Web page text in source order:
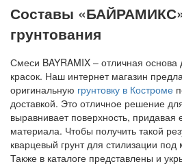
Составы
грунтования
Смеси BAYRAMIX – отличная основа
красок. Наш интернет магазин
оригинальную грунтовку в Костроме
доставкой. Это отличное решение
выравнивает поверхность, придавая
материала. Чтобы получить такой
кварцевый грунт для стилизации
Также в каталоге представлены и